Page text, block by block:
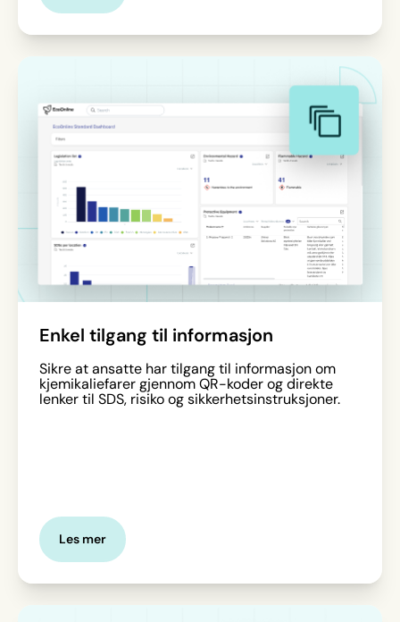
Enkel tilgang til informasjon
Sikre at ansatte har tilgang til informasjon om
kjemikaliefarer gjennom QR-koder og direkte
lenker til SDS, risiko og sikkerhetsinstruksjoner.
Les mer